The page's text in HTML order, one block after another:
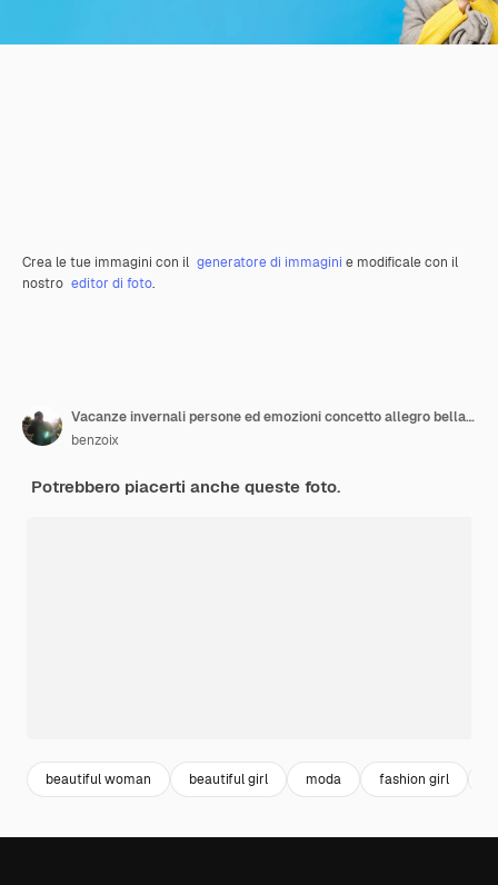
Crea le tue immagini con il generatore di immagini e modificale con il
nostro editor di foto.
Vacanze invernali persone ed emozioni concetto allegro bella e romantica donna rossa è tornata a casa guerra
benzoix
Potrebbero piacerti anche queste foto.
beautiful woman beautiful girl moda fashion girl